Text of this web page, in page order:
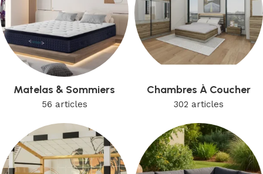
Matelas & Sommiers
56 articles
Chambres À Coucher
302 articles